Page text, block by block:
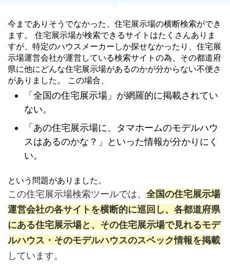
今までありそうでなかった、住宅展示場の横断検索ができ
ます。 住宅展示場が検索できるサイトはたくさんありま
すが、特定のハウスメーカーしか探せなかったり、住宅展
示場運営会社が運営している検索サイトの為、その都道府
県に他にどんな住宅展示場があるのかが分からない不便さ
がありました。 この場合、
「全国の住宅展示場」が網羅的に掲載されてい
ない。
「あの住宅展示場に、タマホームのモデルハウ
スはあるのかな？」といった情報が分かりにく
い。
という問題がありました。
この住宅展示場検索ツールでは、 全国の住宅展示場
運営会社の各サイトを横断的に巡回し、各都道府県
にある住宅展示場と、その住宅展示場で見れるモデ
ルハウス・そのモデルハウスのスペック情報を掲載
しています。